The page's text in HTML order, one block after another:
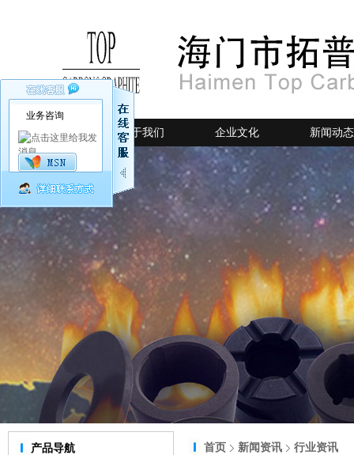
网站首页 关于我们 企业文化 新闻动态
产品导航 首页 新闻资讯 行业资讯
业务咨询